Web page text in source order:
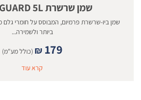
שמן שרשרת BIO X-GUARD 5L
שמן ביו-שרשרת פרמיום, המבוסס על חומרי
ביותר ולשמירה...
₪ 179
(כולל מע"מ)
קרא עוד